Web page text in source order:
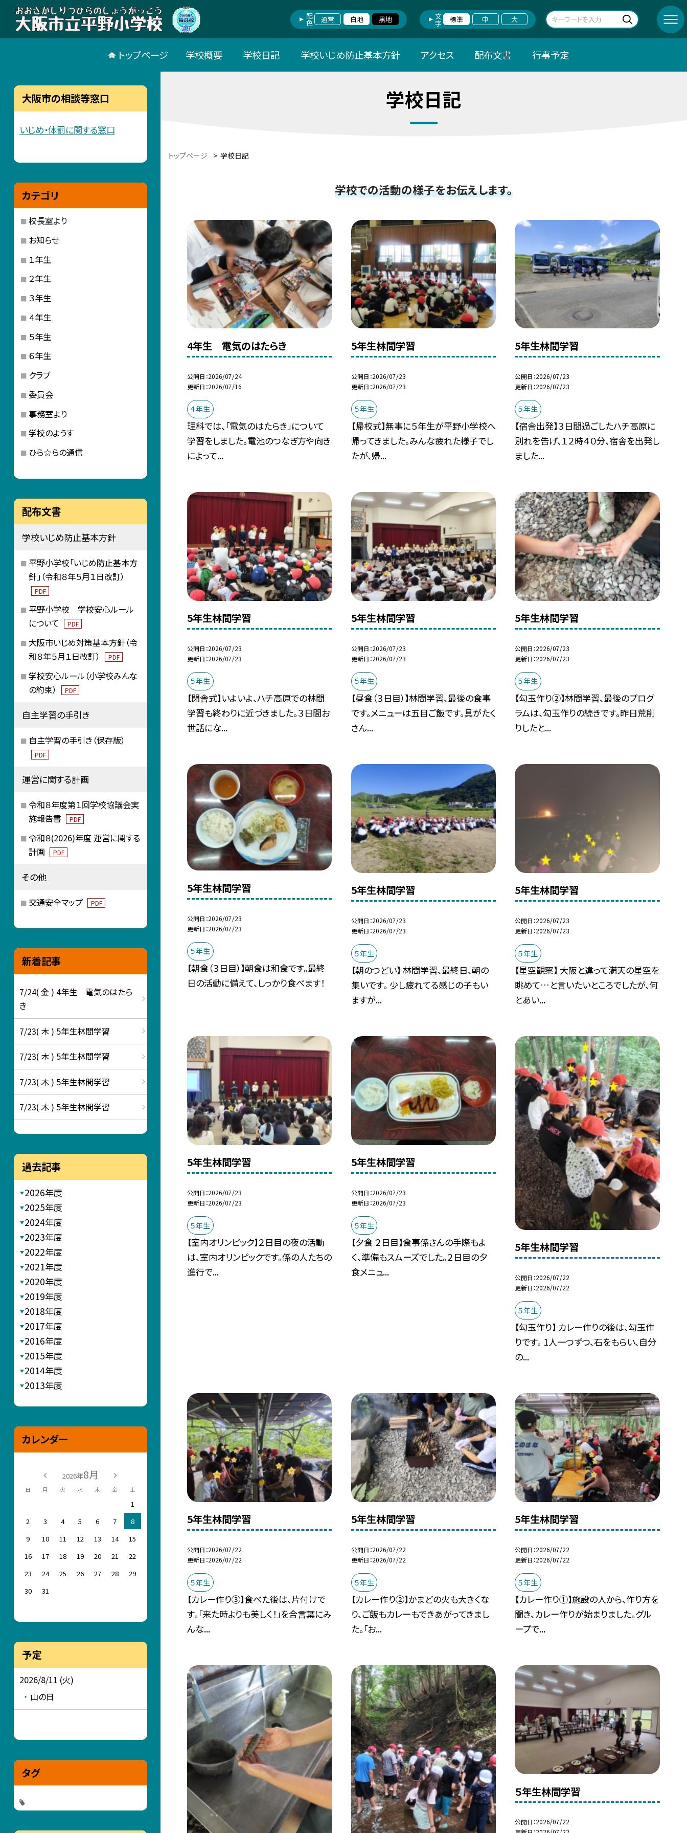
配色 通常 白地 黒地 文字 標準 中 大
トップページ 学校概要 学校日記 学校いじめ防止基本方針 アクセス 配布文書 行事予定
学校日記
トップページ > 学校日記
学校での活動の様子をお伝えします。
4年生 電気のはたらき
公開日 2026/07/24
更新日 2026/07/16
４年生
理科では、「電気のはたらき」について
学習をしました。電池のつなぎ方や向き
によって...
5年生林間学習
公開日 2026/07/23
更新日 2026/07/23
５年生
【帰校式】無事に５年生が平野小学校へ
帰ってきました。みんな疲れた様子でし
たが、帰...
5年生林間学習
公開日 2026/07/23
更新日 2026/07/23
５年生
【宿舎出発】３日間過ごしたハチ高原に
別れを告げ、１２時４０分、宿舎を出発し
ました...
5年生林間学習
公開日 2026/07/23
更新日 2026/07/23
５年生
【閉舎式】いよいよ、ハチ高原での林間
学習も終わりに近づきました。３日間お
世話にな...
5年生林間学習
公開日 2026/07/23
更新日 2026/07/23
５年生
【昼食（３日目）】林間学習、最後の食事
です。メニューは五目ご飯です。具がたく
さん...
5年生林間学習
公開日 2026/07/23
更新日 2026/07/23
５年生
【勾玉作り②】林間学習、最後のプログ
ラムは、勾玉作りの続きです。昨日荒削
りしたと...
5年生林間学習
公開日 2026/07/23
更新日 2026/07/23
５年生
【朝食（３日目）】朝食は和食です。最終
日の活動に備えて、しっかり食べます！
5年生林間学習
公開日 2026/07/23
更新日 2026/07/23
５年生
【朝のつどい】 林間学習、最終日、朝の
集いです。 少し疲れてる感じの子もい
ますが...
5年生林間学習
公開日 2026/07/23
更新日 2026/07/23
５年生
【星空観察】 大阪と違って満天の星空を
眺めて…と言いたいところでしたが、何
とあい...
5年生林間学習
公開日 2026/07/23
更新日 2026/07/23
５年生
【室内オリンピック】２日目の夜の活動
は、室内オリンピックです。係の人たちの
進行で...
5年生林間学習
公開日 2026/07/23
更新日 2026/07/23
５年生
【夕食 ２日目】食事係さんの手際もよ
く、準備もスムーズでした。２日目の夕
食メニュ...
5年生林間学習
公開日 2026/07/22
更新日 2026/07/22
５年生
【勾玉作り】 カレー作りの後は、勾玉作
りです。 1人一つずつ、石をもらい、自分
の...
5年生林間学習
公開日 2026/07/22
更新日 2026/07/22
５年生
【カレー作り③】食べた後は、片付けで
す。「来た時よりも美しく！」を合言葉にみ
んな...
5年生林間学習
公開日 2026/07/22
更新日 2026/07/22
５年生
【カレー作り②】かまどの火も大きくな
り、ご飯もカレーもできあがってきまし
た。「お...
5年生林間学習
公開日 2026/07/22
更新日 2026/07/22
５年生
【カレー作り①】施設の人から、作り方を
聞き、カレー作りが始まりました。グル
ープで...
５年生林間学習
公開日 2026/07/22
大阪市の相談等窓口
いじめ・体罰に関する窓口
カテゴリ
校長室より
お知らせ
１年生
２年生
３年生
４年生
５年生
６年生
クラブ
委員会
事務室より
学校のようす
ひら☆らの通信
配布文書
学校いじめ防止基本方針
平野小学校「いじめ防止基本方
針」（令和８年５月１日改訂）
PDF
平野小学校 学校安心ルール
について
PDF
大阪市いじめ対策基本方針（令
和８年５月１日改訂）
PDF
学校安心ルール（小学校みんな
の約束）
PDF
自主学習の手引き
自主学習の手引き（保存版）
PDF
運営に関する計画
令和８年度第１回学校協議会実
施報告書
PDF
令和８(2026)年度 運営に関する
計画
PDF
その他
交通安全マップ PDF
新着記事
7/24( 金 ) 4年生 電気のはたら
き
7/23( 木 ) 5年生林間学習
7/23( 木 ) 5年生林間学習
7/23( 木 ) 5年生林間学習
7/23( 木 ) 5年生林間学習
過去記事
2026年度
2025年度
2024年度
2023年度
2022年度
2021年度
2020年度
2019年度
2018年度
2017年度
2016年度
2015年度
2014年度
2013年度
カレンダー
2026年8月
日 月 火 水 木 金 土
1
2
3 4 5 6 7
8
9
10 11 12 13 14
15
16
17 18 19 20 21
22
23
24 25 26 27 28
29
30
31
予定
2026/8/11 (火)
山の日
タグ